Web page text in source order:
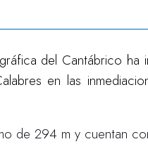
del Cantábrico ha
en las
de 294 m y cuentan